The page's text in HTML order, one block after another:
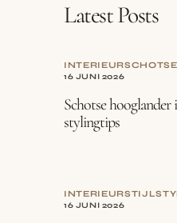
Latest Posts
INTERIEUR
16 JUNI 2026
Schotse hooglander
stylingtips
INTERIEURSTIJL
16 JUNI 2026